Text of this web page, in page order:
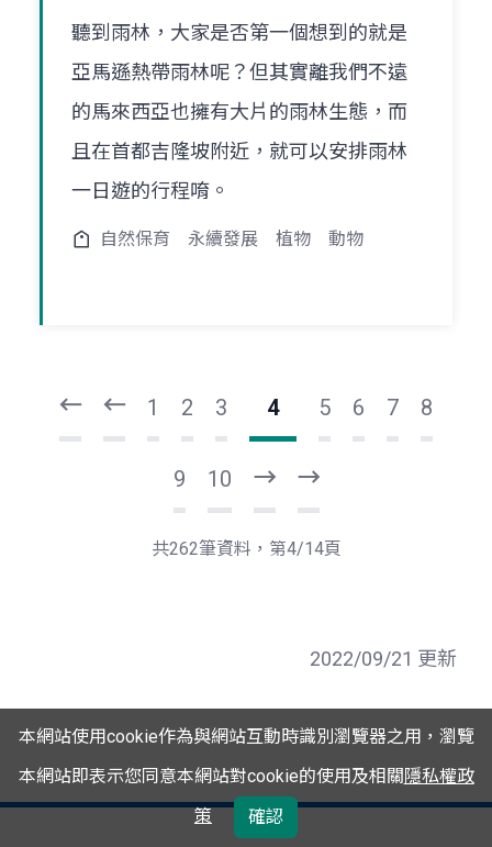
聽到雨林，大家是否第一個想到的就是
亞馬遜熱帶雨林呢？但其實離我們不遠
的馬來西亞也擁有大片的雨林生態，而
且在首都吉隆坡附近，就可以安排雨林
一日遊的行程唷。
自然保育 永續發展 植物 動物
1 2 3 4 5 6 7 8
9 10
一
頁
後
一
共262筆資料，第4/14頁
2022/09/21 更新
本網站使用cookie作為與網站互動時識別瀏覽器之用，瀏覽
本網站即表示您同意本網站對cookie的使用及相關隱私權政
策
確認